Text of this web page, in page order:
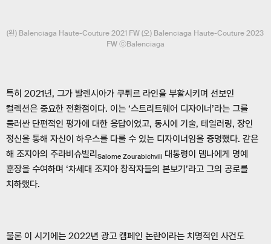
(왼) Balenciaga Haute-Couture 2021 FW (오) Balenciaga Haute-Couture 2023
FW ⓒBalenciaga
특히 2021년, 그가 발렌시아가 쿠튀르 라인을 부활시키며 선보인
컬렉션은 중요한 전환점이다. 이는 ‘스트리트웨어 디자이너’라는 그를
둘러싼 단편적인 평가에 대한 응답이었고, 동시에 기술, 테일러링, 장인
정신을 통해 자신이 하우스를 다룰 수 있는 디자이너임을 증명했다. 같은
해 조지아의 주라비슈빌리 Salome Zourabichvili 대통령이 뎀나에게 명예
훈장을 수여하며 ‘차세대 조지아 창작자들의 본보기’라고 그의 공로를
치하했다.
물론 이 시기에는 2022년 광고 캠페인 논란이라는 치명적인 사건도